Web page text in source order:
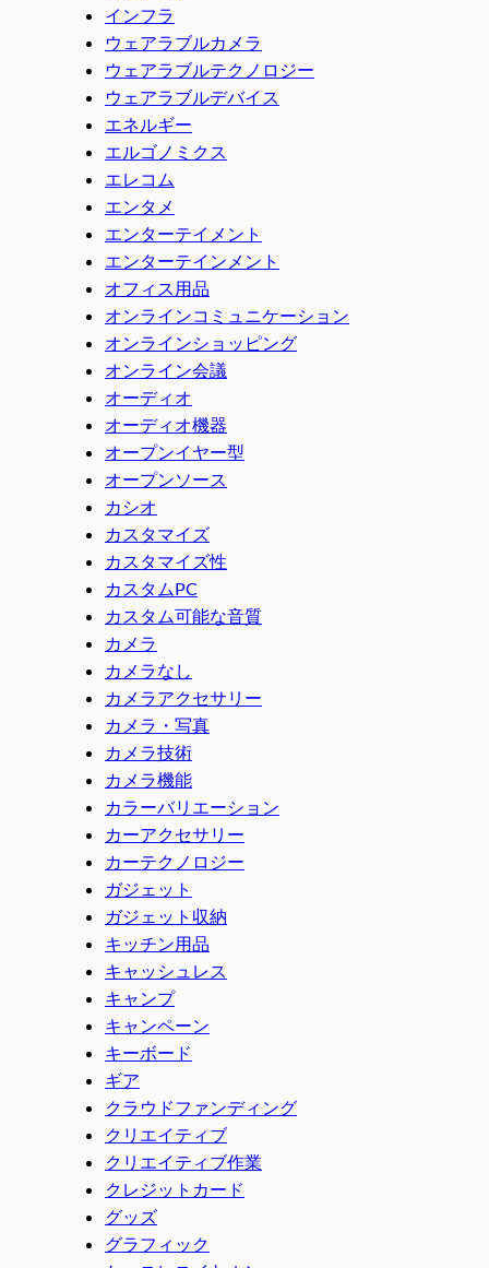
インフラ
ウェアラブルカメラ
ウェアラブルテクノロジー
ウェアラブルデバイス
エネルギー
エルゴノミクス
エレコム
エンタメ
エンターテイメント
エンターテインメント
オフィス用品
オンラインコミュニケーション
オンラインショッピング
オンライン会議
オーディオ
オーディオ機器
オープンイヤー型
オープンソース
カシオ
カスタマイズ
カスタマイズ性
カスタムPC
カスタム可能な音質
カメラ
カメラなし
カメラアクセサリー
カメラ・写真
カメラ技術
カメラ機能
カラーバリエーション
カーアクセサリー
カーテクノロジー
ガジェット
ガジェット収納
キッチン用品
キャッシュレス
キャンプ
キャンペーン
キーボード
ギア
クラウドファンディング
クリエイティブ
クリエイティブ作業
クレジットカード
グッズ
グラフィック